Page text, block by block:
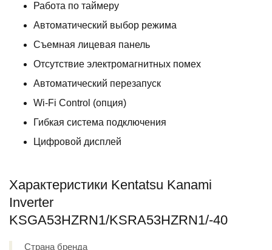
Работа по таймеру
Автоматический выбор режима
Съемная лицевая панель
Отсутствие электромагнитных помех
Автоматический перезапуск
Wi-Fi Control (опция)
Гибкая система подключения
Цифровой дисплей
Характеристики Kentatsu Kanami
Inverter
KSGA53HZRN1/KSRA53HZRN1/-40
Страна бренда